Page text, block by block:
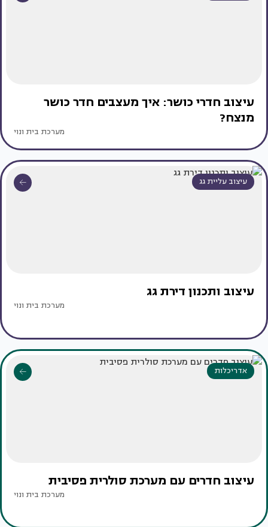
עיצוב חדרי כושר: איך מעצבים חדר כושר
מנצח?
מערכת בית ונוי
עיצוב עליית גג
עיצוב ותכנון דירת גג
מערכת בית ונוי
אדריכלות
עיצוב חדרים עם מערכת סולרית פסיבית
מערכת בית ונוי